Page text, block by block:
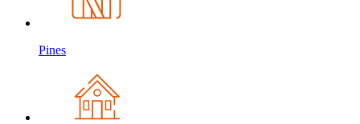
Pines